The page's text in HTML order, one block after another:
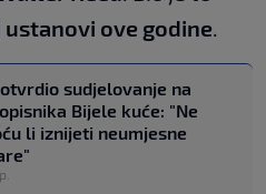
ove godine.
sudjelovanje na
Bijele kuće: "Ne
li iznijeti neumjesne